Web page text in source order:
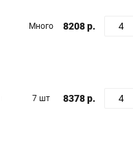
Много 8208 р.
7 шт 8378 р.